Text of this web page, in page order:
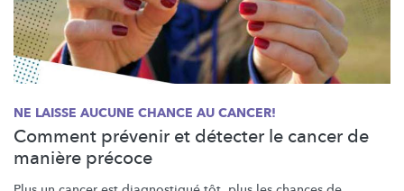
NE LAISSE AUCUNE CHANCE AU CANCER!
Comment prévenir et détecter le cancer de
manière précoce